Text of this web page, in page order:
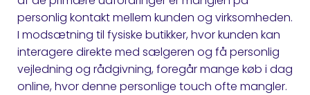
personlig kontakt mellem kunden og virksomheden.
I modsætning til fysiske butikker, hvor kunden kan
interagere direkte med sælgeren og få personlig
vejledning og rådgivning, foregår mange køb i dag
online, hvor denne personlige touch ofte mangler.